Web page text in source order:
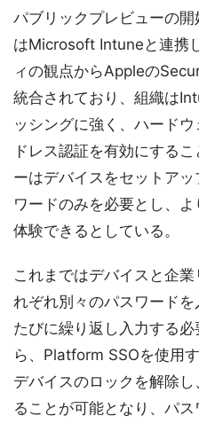
パブリックプレビューの
はMicrosoft Intuneと連携
ィの観点からAppleの
統合されており、組織は
ッシングに強く、ハード
ドレス認証を有効にする
ーはデバイスをセットア
ワードのみを必要とし、
体験できるとしている。
これまではデバイスと企
れぞれ別々のパスワード
たびに繰り返し入力する
ら、Platform SSOを使用
デバイスのロックを解除
ることが可能となり、パ